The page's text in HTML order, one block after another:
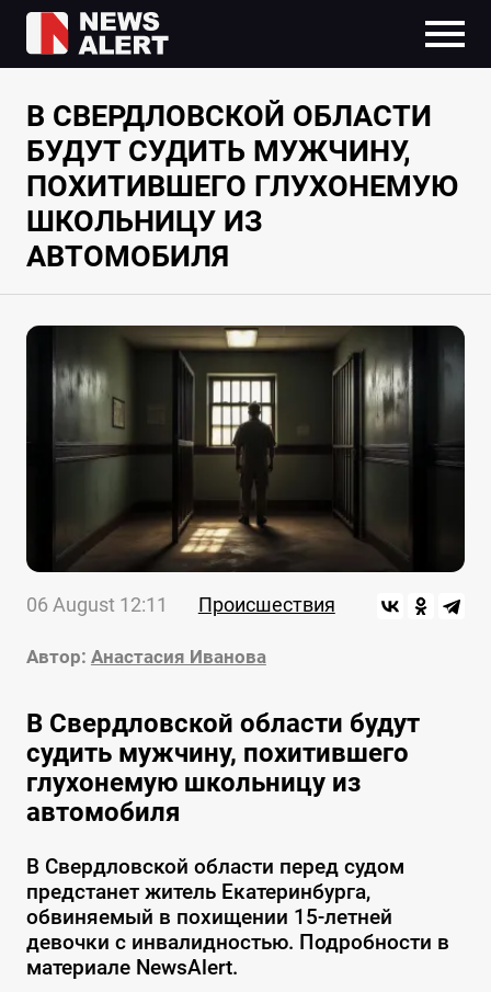
В СВЕРДЛОВСКОЙ ОБЛАСТИ
БУДУТ СУДИТЬ МУЖЧИНУ,
ПОХИТИВШЕГО ГЛУХОНЕМУЮ
ШКОЛЬНИЦУ ИЗ
АВТОМОБИЛЯ
06 August 12:11 Происшествия
Автор: Анастасия Иванова
В Свердловской области будут
судить мужчину, похитившего
глухонемую школьницу из
автомобиля
В Свердловской области перед судом
предстанет житель Екатеринбурга,
обвиняемый в похищении 15-летней
девочки с инвалидностью. Подробности в
материале NewsAlert.